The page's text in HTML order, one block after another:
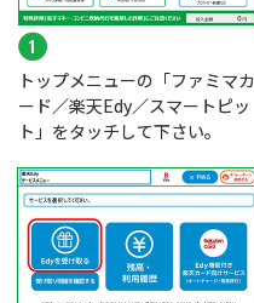
トップメニューの「ファミマカ
ード／楽天Edy／スマートピッ
ト」をタッチして下さい。